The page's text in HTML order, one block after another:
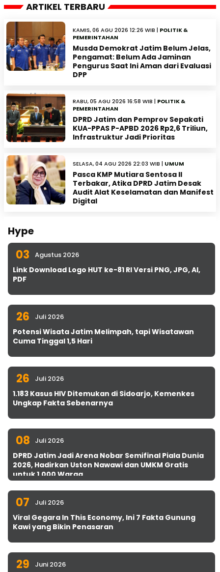
ARTIKEL TERBARU
KAMIS, 06 AGU 2026 12:26 WIB | POLITIK &
PEMERINTAHAN
Musda Demokrat Jatim Belum Jelas,
Pengamat: Belum Ada Jaminan
Pengurus Saat Ini Aman dari Evaluasi
DPP
RABU, 05 AGU 2026 16:58 WIB | POLITIK &
PEMERINTAHAN
DPRD Jatim dan Pemprov Sepakati
KUA-PPAS P-APBD 2026 Rp2,6 Triliun,
Infrastruktur Jadi Prioritas
SELASA, 04 AGU 2026 22:03 WIB | UMUM
Pasca KMP Mutiara Sentosa II
Terbakar, Atika DPRD Jatim Desak
Audit Alat Keselamatan dan Manifest
Digital
Hype
03 Agustus 2026
Link Download Logo HUT ke-81 RI Versi PNG, JPG, AI,
PDF
26 Juli 2026
Potensi Wisata Jatim Melimpah, tapi Wisatawan
Cuma Tinggal 1,5 Hari
26 Juli 2026
1.183 Kasus HIV Ditemukan di Sidoarjo, Kemenkes
Ungkap Fakta Sebenarnya
08 Juli 2026
DPRD Jatim Jadi Arena Nobar Semifinal Piala Dunia
2026, Hadirkan Uston Nawawi dan UMKM Gratis
untuk 1.000 Warga
07 Juli 2026
Viral Gegara In This Economy, Ini 7 Fakta Gunung
Kawi yang Bikin Penasaran
29 Juni 2026